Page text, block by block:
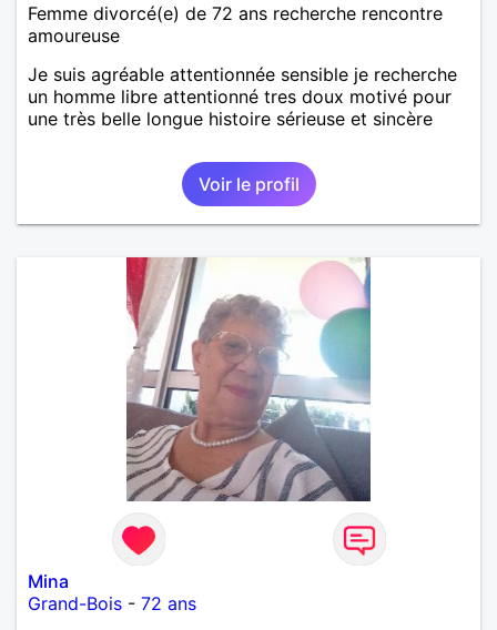
Femme divorcé(e) de 72 ans recherche rencontre
amoureuse
Je suis agréable attentionnée sensible je recherche
un homme libre attentionné tres doux motivé pour
une très belle longue histoire sérieuse et sincère
Voir le profil
Mina
Grand-Bois - 72 ans